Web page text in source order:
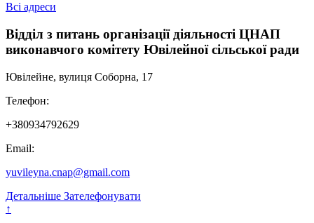
Всі адреси
Відділ з питань організації діяльності ЦНАП
виконавчого комітету Ювілейної сільської ради
Ювілейне, вулиця Соборна, 17
Телефон:
+380934792629
Email:
yuvileyna.cnap@gmail.com
Детальніше Зателефонувати
↑